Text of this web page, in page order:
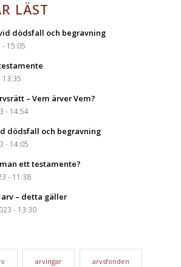
LÄST
dödsfall och begravning
- 15:05
13:35
– Vem ärver Vem?
- 14:54
dödsfall och begravning
- 14:05
ett testamente?
- 11:38
arv – detta gäller
- 13:30
arvingar arvsfonden